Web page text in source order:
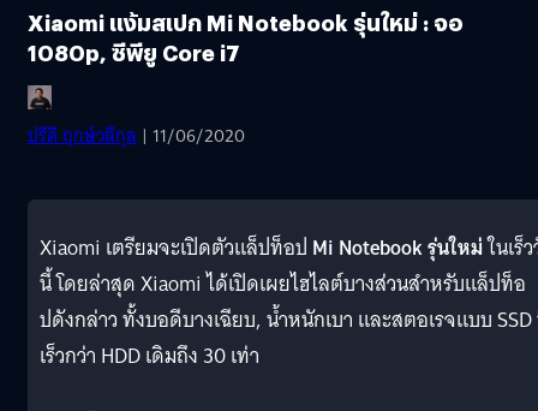
Xiaomi แง้มสเปก Mi Notebook รุ่นใหม่ : จอ
1080p, ซีพียู Core i7
ปรีดี ฤกษ์วลีกุล | 11/06/2020
Xiaomi เตรียมจะเปิดตัวแล็ปท็อป Mi Notebook รุ่นใหม่ในเร็
นี้ โดยล่าสุด Xiaomi ได้เปิดเผยไฮไลต์บางส่วนสำหรับแล็ปท็อ
ปดังกล่าว ทั้งบอดีบางเฉียบ, น้ำหนักเบา และสตอเรจแบบ
เร็วกว่า HDD เดิมถึง 30 เท่า